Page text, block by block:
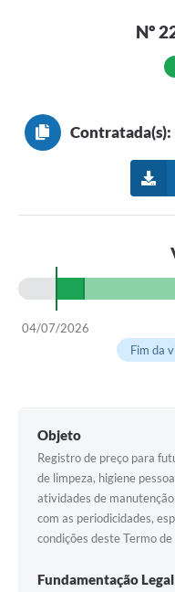
Nº
Contratada(s):
04/07/2026
Fim da
Objeto
Registro de preço para
de limpeza, higiene
atividades de
com as periodicidades,
condições deste Termo
Fundamentação Legal